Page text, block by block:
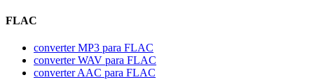
FLAC
converter MP3 para FLAC
converter WAV para FLAC
converter AAC para FLAC